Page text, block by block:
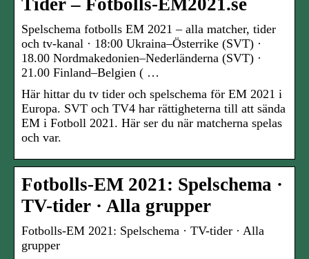
Tider – Fotbolls-EM2021.se
Spelschema fotbolls EM 2021 – alla matcher, tider
och tv-kanal · 18:00 Ukraina–Österrike (SVT) ·
18.00 Nordmakedonien–Nederländerna (SVT) ·
21.00 Finland–Belgien ( …
Här hittar du tv tider och spelschema för EM 2021 i
Europa. SVT och TV4 har rättigheterna till att sända
EM i Fotboll 2021. Här ser du när matcherna spelas
och var.
Fotbolls-EM 2021: Spelschema ·
TV-tider · Alla grupper
Fotbolls-EM 2021: Spelschema · TV-tider · Alla
grupper